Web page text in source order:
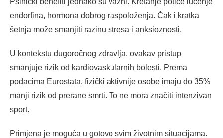
Psihički benefiti jednako su važni. Kretanje potiče lučenje
endorfina, hormona dobrog raspoloženja. Čak i kratka
šetnja može smanjiti razinu stresa i anksioznosti.
U kontekstu dugoročnog zdravlja, ovakav pristup
smanjuje rizik od kardiovaskularnih bolesti. Prema
podacima Eurostata, fizički aktivnije osobe imaju do 35%
manji rizik od prerane smrti. To ne mora značiti intenzivan
sport.
Primjena je moguća u gotovo svim životnim situacijama.